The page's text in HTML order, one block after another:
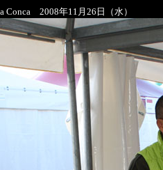
Conca 2008年11月26日（水）